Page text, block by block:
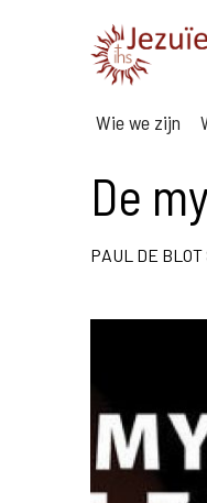
Wie we zijn
De
PAUL DE